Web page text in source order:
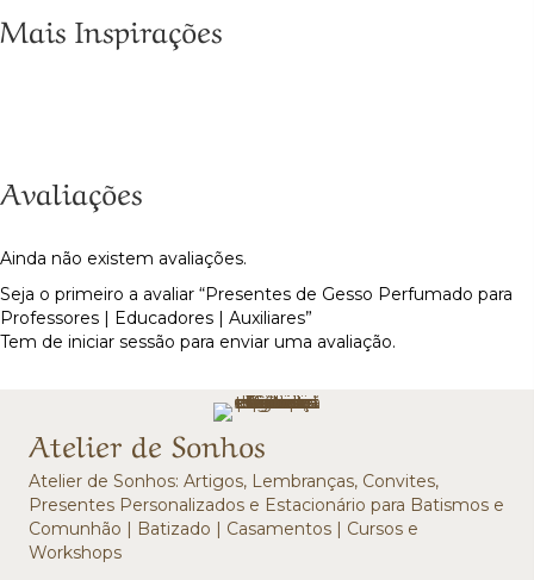
Mais Inspirações
Avaliações
Ainda não existem avaliações.
Seja o primeiro a avaliar “Presentes de Gesso Perfumado para
Professores | Educadores | Auxiliares”
Tem de iniciar sessão para enviar uma avaliação.
Atelier de Sonhos
Atelier de Sonhos: Artigos, Lembranças, Convites,
Presentes Personalizados e Estacionário para Batismos e
Comunhão | Batizado | Casamentos | Cursos e
Workshops